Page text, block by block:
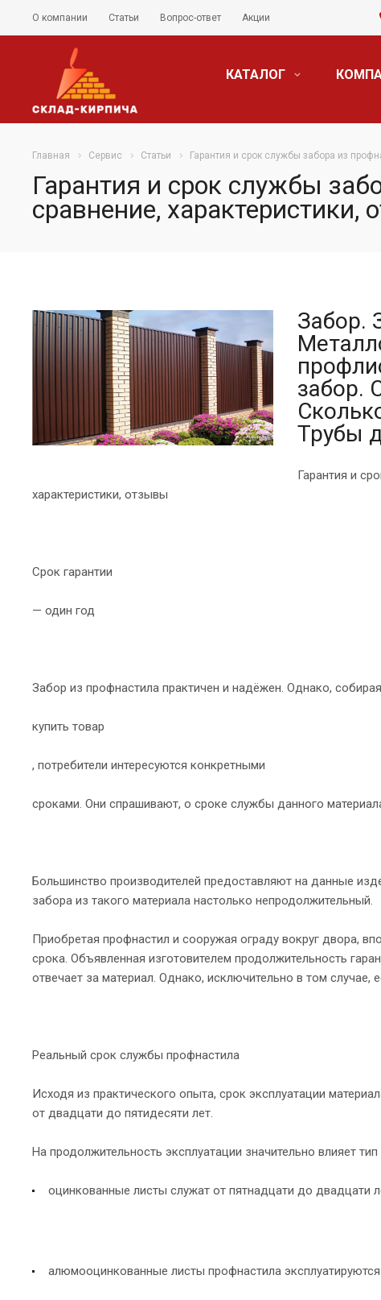
О компании Статьи Вопрос-ответ Акции
КАТАЛОГ
Главная Сервис Статьи Гарантия и срок службы забора из
Гарантия и срок службы
сравнение, характеристики,
Забор.
забор.
Трубы
Гарантия и
характеристики, отзывы
Срок гарантии
— один год
Забор из профнастила практичен и надёжен. Однако,
купить товар
, потребители интересуются конкретными
сроками. Они спрашивают, о сроке службы данного
Большинство производителей предоставляют на данные
забора из такого материала настолько непродолжительный.
Приобретая профнастил и сооружая ограду вокруг двора,
срока. Объявленная изготовителем продолжительность
отвечает за материал. Однако, исключительно в том случае,
Реальный срок службы профнастила
Исходя из практического опыта, срок эксплуатации
от двадцати до пятидесяти лет.
На продолжительность эксплуатации значительно влияет
оцинкованные листы служат от пятнадцати до двадцати
алюмооцинкованные листы профнастила